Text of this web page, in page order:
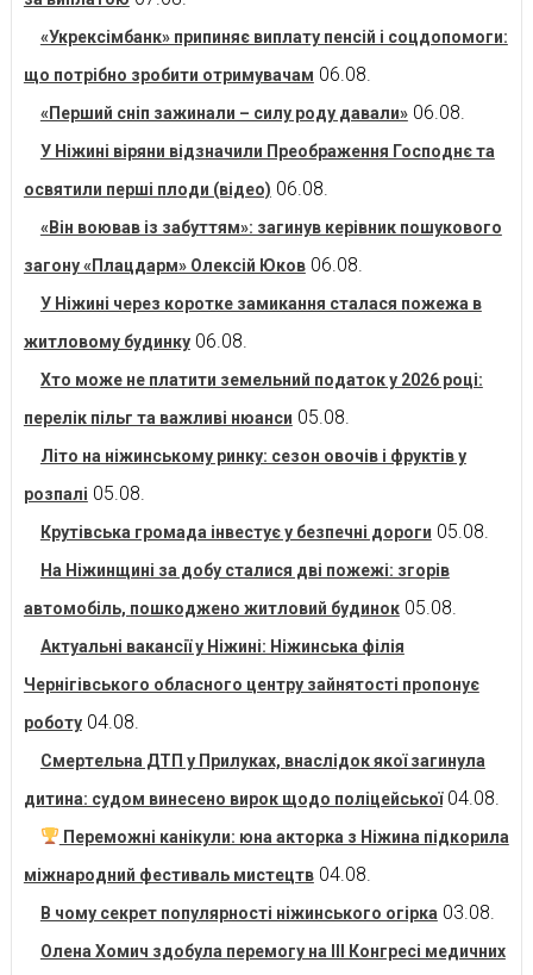
«Укрексімбанк» припиняє виплату пенсій і соцдопомоги:
що потрібно зробити отримувачам 06.08.
«Перший сніп зажинали – силу роду давали» 06.08.
У Ніжині віряни відзначили Преображення Господнє та
освятили перші плоди (відео) 06.08.
«Він воював із забуттям»: загинув керівник пошукового
загону «Плацдарм» Олексій Юков 06.08.
У Ніжині через коротке замикання сталася пожежа в
житловому будинку 06.08.
Хто може не платити земельний податок у 2026 році:
перелік пільг та важливі нюанси 05.08.
Літо на ніжинському ринку: сезон овочів і фруктів у
розпалі 05.08.
Крутівська громада інвестує у безпечні дороги 05.08.
На Ніжинщині за добу сталися дві пожежі: згорів
автомобіль, пошкоджено житловий будинок 05.08.
Актуальні вакансії у Ніжині: Ніжинська філія
Чернігівського обласного центру зайнятості пропонує
роботу 04.08.
Смертельна ДТП у Прилуках, внаслідок якої загинула
дитина: судом винесено вирок щодо поліцейської 04.08.
Переможні канікули: юна акторка з Ніжина підкорила
міжнародний фестиваль мистецтв 04.08.
В чому секрет популярності ніжинського огірка 03.08.
Олена Хомич здобула перемогу на ІІІ Конгресі медичних